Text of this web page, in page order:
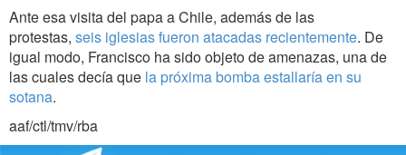
Ante esa visita del papa a Chile, además de las
protestas, seis iglesias fueron atacadas recientemente. De
igual modo, Francisco ha sido objeto de amenazas, una de
las cuales decía que la próxima bomba estallaría en su
sotana.
aaf/ctl/tmv/rba